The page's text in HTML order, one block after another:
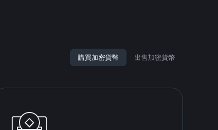
購買加密貨幣 出售加密貨幣